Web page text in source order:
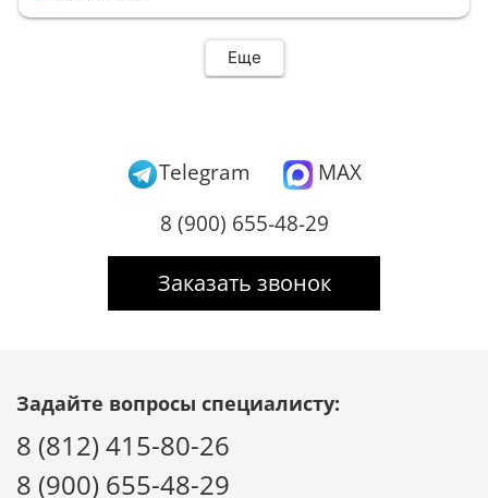
Еще
Telegram
MAX
8 (900) 655-48-29
Заказать звонок
Задайте вопросы специалисту:
8 (812) 415-80-26
8 (900) 655-48-29